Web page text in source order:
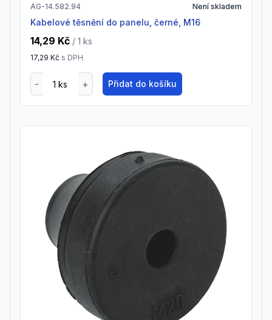
AG-14.582.94 Není skladem
Kabelové těsnění do panelu, černé, M16
14,29 Kč / 1 ks
17,29 Kč s DPH
Přidat do košíku